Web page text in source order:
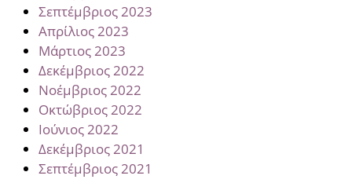
Σεπτέμβριος 2023
Απρίλιος 2023
Μάρτιος 2023
Δεκέμβριος 2022
Νοέμβριος 2022
Οκτώβριος 2022
Ιούνιος 2022
Δεκέμβριος 2021
Σεπτέμβριος 2021